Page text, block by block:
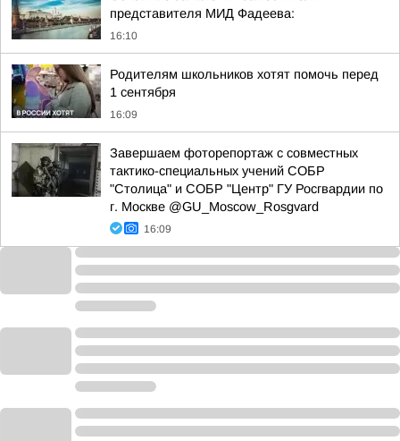
представителя МИД Фадеева:
16:10
Родителям школьников хотят помочь перед
1 сентября
16:09
Завершаем фоторепортаж с совместных
тактико-специальных учений СОБР
"Столица" и СОБР "Центр" ГУ Росгвардии по
г. Москве @GU_Moscow_Rosgvard
16:09